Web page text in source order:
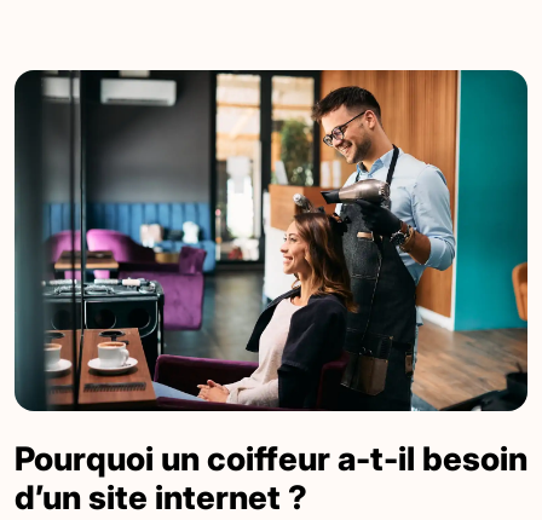
Pourquoi un coiffeur a-t-il besoin
d’un site internet ?